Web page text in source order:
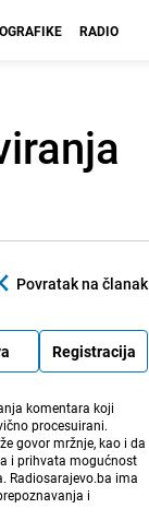
RADIO
Povratak na članak
Registracija
komentara koji
procesuirani.
govor mržnje, kao i da
i prihvata mogućnost
Radiosarajevo.ba ima
i